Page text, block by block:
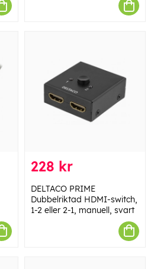
228 kr
DELTACO PRIME
Dubbelriktad HDMI-switch,
1-2 eller 2-1, manuell, svart